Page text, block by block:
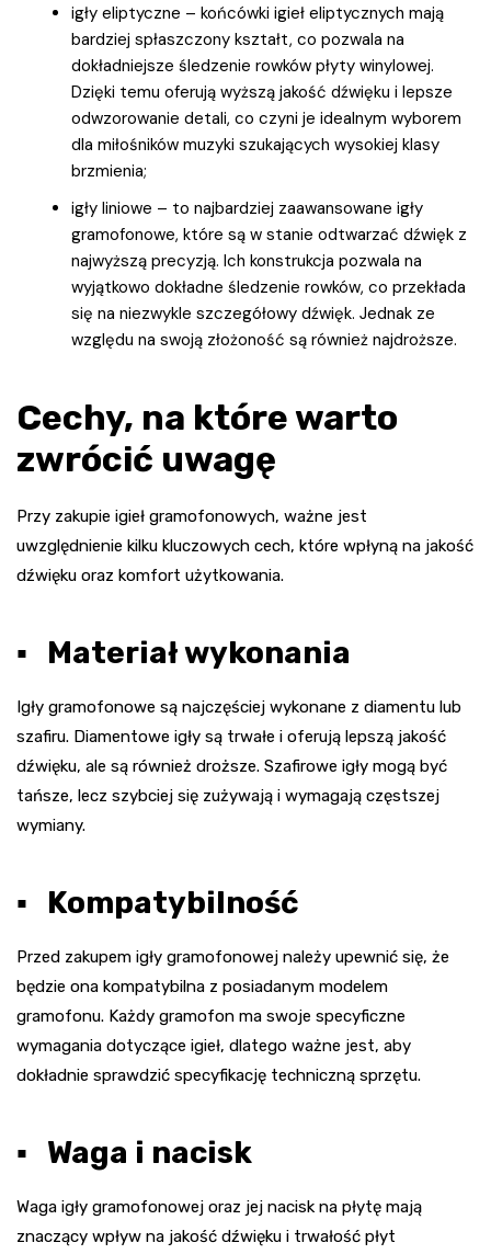
igły eliptyczne – końcówki igieł eliptycznych mają
bardziej spłaszczony kształt, co pozwala na
dokładniejsze śledzenie rowków płyty winylowej.
Dzięki temu oferują wyższą jakość dźwięku i lepsze
odwzorowanie detali, co czyni je idealnym wyborem
dla miłośników muzyki szukających wysokiej klasy
brzmienia;
igły liniowe – to najbardziej zaawansowane igły
gramofonowe, które są w stanie odtwarzać dźwięk z
najwyższą precyzją. Ich konstrukcja pozwala na
wyjątkowo dokładne śledzenie rowków, co przekłada
się na niezwykle szczegółowy dźwięk. Jednak ze
względu na swoją złożoność są również najdroższe.
Cechy, na które warto
zwrócić uwagę
Przy zakupie igieł gramofonowych, ważne jest
uwzględnienie kilku kluczowych cech, które wpłyną na jakość
dźwięku oraz komfort użytkowania.
▪ Materiał wykonania
Igły gramofonowe są najczęściej wykonane z diamentu lub
szafiru. Diamentowe igły są trwałe i oferują lepszą jakość
dźwięku, ale są również droższe. Szafirowe igły mogą być
tańsze, lecz szybciej się zużywają i wymagają częstszej
wymiany.
▪ Kompatybilność
Przed zakupem igły gramofonowej należy upewnić się, że
będzie ona kompatybilna z posiadanym modelem
gramofonu. Każdy gramofon ma swoje specyficzne
wymagania dotyczące igieł, dlatego ważne jest, aby
dokładnie sprawdzić specyfikację techniczną sprzętu.
▪ Waga i nacisk
Waga igły gramofonowej oraz jej nacisk na płytę mają
znaczący wpływ na jakość dźwięku i trwałość płyt